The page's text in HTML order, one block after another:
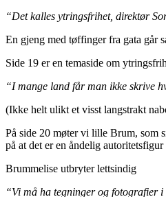
“Det kalles ytringsfrihet, direktør
En gjeng med tøffinger fra gata går
Side 19 er en temaside om
“I mange land får man ikke skrive
(Ikke helt ulikt et visst langstrakt
På side 20 møter vi lille Brum, som
på at det er en åndelig
Brummelise utbryter lettsindig
“Vi må ha tegninger og fotografier i